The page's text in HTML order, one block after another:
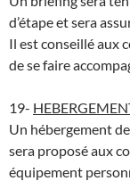
d’étape et sera
Il est conseillé aux
de se faire
19-
Un hébergement
sera proposé aux
équipement